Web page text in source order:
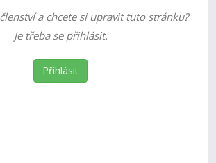
a chcete si upravit tuto stránku?
Je třeba se přihlásit.
Přihlásit